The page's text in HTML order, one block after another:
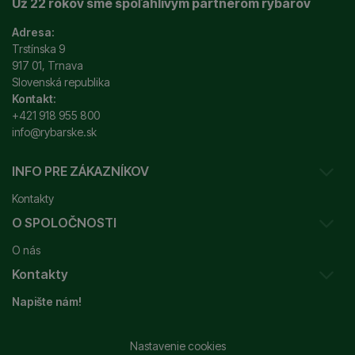
Už 22 rokov sme spoľahlivým partnerom rybárov
Adresa:
Trstínska 9
917 01, Trnava
Slovenská republika
Kontakt:
+421 918 955 800
info@rybarske.sk
INFO PRE ZÁKAZNÍKOV
Kontakty
Sledovanie vašej zásielky
Ako reklamovať / vrátiť tovar
Obchodné podmienky
Odstúpenie od zmluvy
O SPOLOČNOSTI
O nás
Prečo nakupovať u nás?
Garancia najnižšej ceny
Kontakty
Napište nám!
Nastavenie cookies